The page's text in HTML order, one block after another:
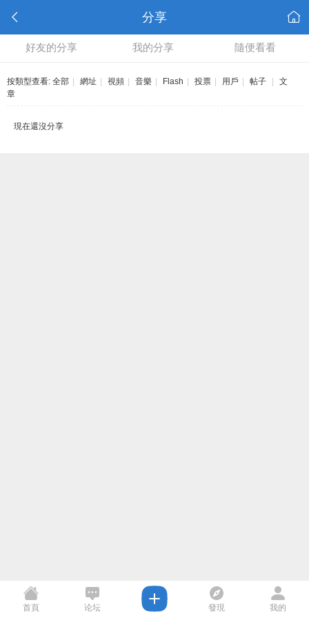
分享
好友的分享 我的分享 隨便看看
按類型查看: 全部 網址 視頻 音樂 Flash 投票 用戶 帖子
文
章
現在還沒分享
首頁 论坛 發現 我的